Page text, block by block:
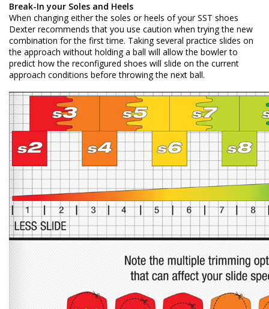
Break-In your Soles and Heels
When changing either the soles or heels of your SST shoes
Dexter recommends that you use caution when trying the new
combination for the first time. Taking several practice slides on
the approach without holding a ball will allow the bowler to
predict how the reconfigured shoes will slide on the current
approach conditions before throwing the next ball.